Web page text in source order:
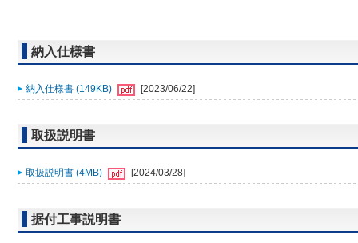
納入仕様書
納入仕様書 (149KB) [2023/06/22]
取扱説明書
取扱説明書 (4MB) [2024/03/28]
据付工事説明書